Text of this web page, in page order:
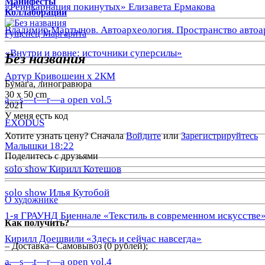
«Реинкарнация покинутых» Елизавета Ермакова
Владимир Мартынов. Автоархеология. Пространство
«Внутри и вовне: источники суперсилы»
Артур Кривошеин х 2КМ
a—s—t—r—a open vol.5
EXODUS
Малышки 18:22
solo show Кирилл Котешов
solo show Илья Кутобой
1-я ГРАУНД Биеннале «Текстиль в современном искусстве»
Кирилл Доешвили «Здесь и сейчас навсегда»
a—s—t—r—a open vol.4
Коллаборации
Гущенец Маргарита
Без названия
Бумага, линогравюра
30 x 50 cm
2021
У меня есть код
Хотите узнать цену? СначалаВойдитеилиЗарегистрируйтесь
Поделитесь с друзьями
О художнике
Как получить?
– Доставка– Самовывоз (0 рублей);